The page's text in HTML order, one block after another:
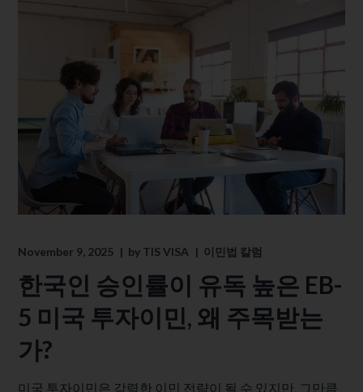
November 9, 2025 by TIS VISA 이민법 칼럼
한국인 승인률이 유독 높은 EB-
5 미국 투자이민, 왜 주목받는
가?
미국 투자이민은 강력한 이민 전략이 될 수 있지만, 그만큼